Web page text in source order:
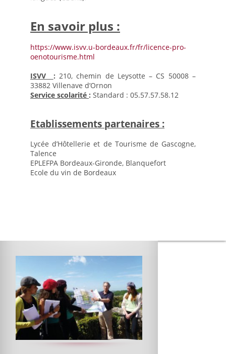
Aides financières et tarifs
A l’international
Voyages d’études
Nos projets à l’international
Stages / offres
En savoir plus :
https://www.isvv.u-bordeaux.fr/fr/licence-pro-
oenotourisme.html
ISVV : 210, chemin de Leysotte – CS 50008 –
33882 Villenave d’Ornon
Service scolarité : Standard : 05.57.57.58.12
Etablissements partenaires :
Lycée d’Hôtellerie et de Tourisme de Gascogne,
Talence
EPLEFPA Bordeaux-Gironde, Blanquefort
Ecole du vin de Bordeaux